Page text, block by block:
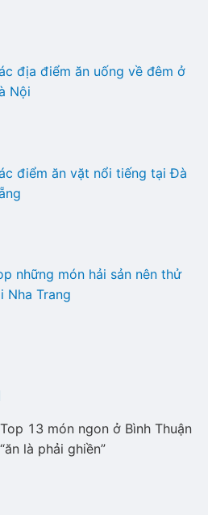
địa điểm ăn uống về đêm ở
Nội
điểm ăn vặt nổi tiếng tại Đà
những món hải sản nên thử
Nha Trang
Top 13 món ngon ở Bình Thuận
“ăn là phải ghiền”